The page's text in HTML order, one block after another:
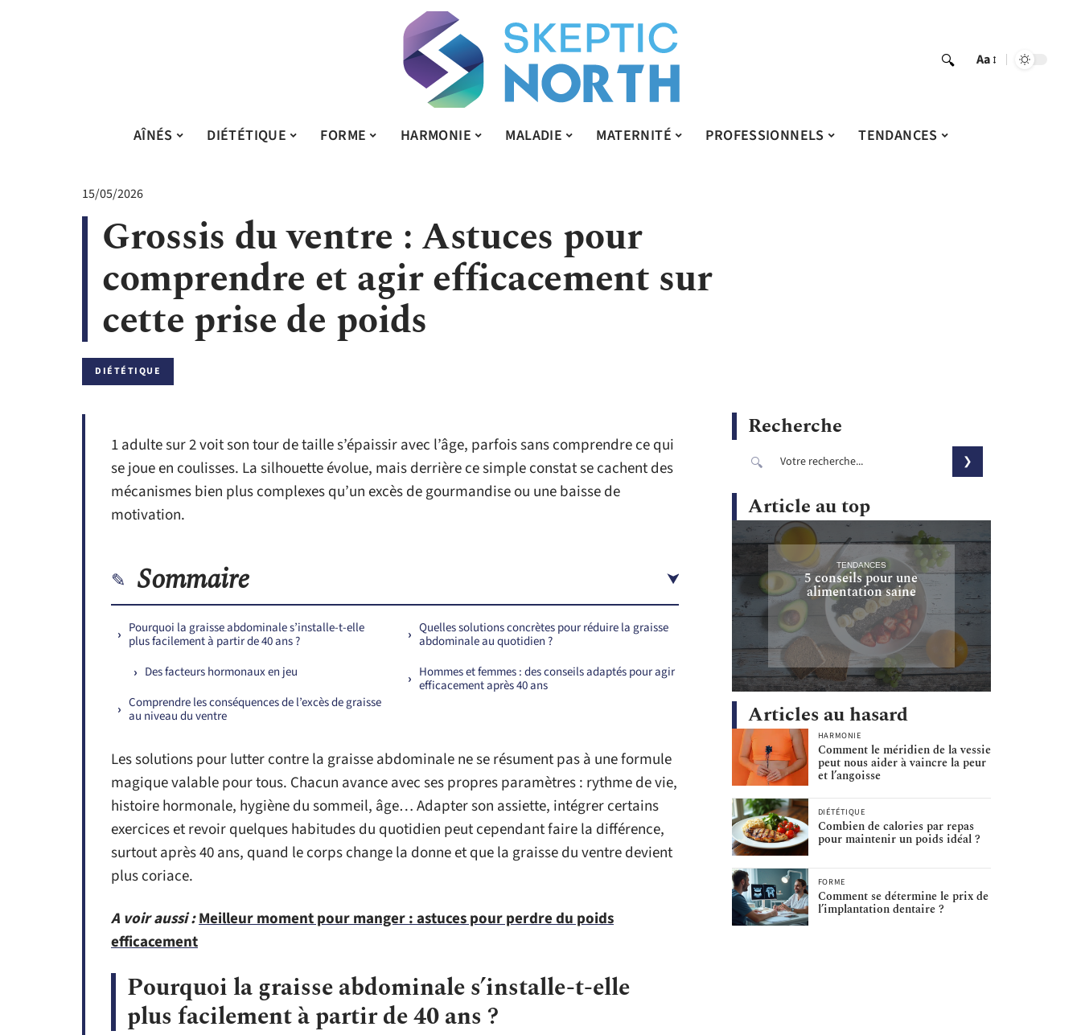
Aa
AÎNÉS DIÉTÉTIQUE FORME HARMONIE MALADIE MATERNITÉ PROFESSIONNELS TENDANCES
15/05/2026
Grossis du ventre : Astuces pour
comprendre et agir efficacement sur
cette prise de poids
DIÉTÉTIQUE
1 adulte sur 2 voit son tour de taille s’épaissir avec l’âge, parfois sans comprendre ce qui
se joue en coulisses. La silhouette évolue, mais derrière ce simple constat se cachent des
mécanismes bien plus complexes qu’un excès de gourmandise ou une baisse de
motivation.
Sommaire
Pourquoi la graisse abdominale s’installe-t-elle
plus facilement à partir de 40 ans ?
Des facteurs hormonaux en jeu
Comprendre les conséquences de l’excès de graisse
au niveau du ventre
Quelles solutions concrètes pour réduire la graisse
abdominale au quotidien ?
Hommes et femmes : des conseils adaptés pour agir
efficacement après 40 ans
Les solutions pour lutter contre la graisse abdominale ne se résument pas à une formule
magique valable pour tous. Chacun avance avec ses propres paramètres : rythme de vie,
histoire hormonale, hygiène du sommeil, âge… Adapter son assiette, intégrer certains
exercices et revoir quelques habitudes du quotidien peut cependant faire la différence,
surtout après 40 ans, quand le corps change la donne et que la graisse du ventre devient
plus coriace.
A voir aussi :Meilleur moment pour manger : astuces pour perdre du poids
efficacement
Pourquoi la graisse abdominale s’installe-t-elle
plus facilement à partir de 40 ans ?
Recherche
Article au top
TENDANCES
5 conseils pour une
alimentation saine
Articles au hasard
HARMONIE
Comment le méridien de la vessie
peut nous aider à vaincre la peur
et l’angoisse
DIÉTÉTIQUE
Combien de calories par repas
pour maintenir un poids idéal ?
FORME
Comment se détermine le prix de
l’implantation dentaire ?